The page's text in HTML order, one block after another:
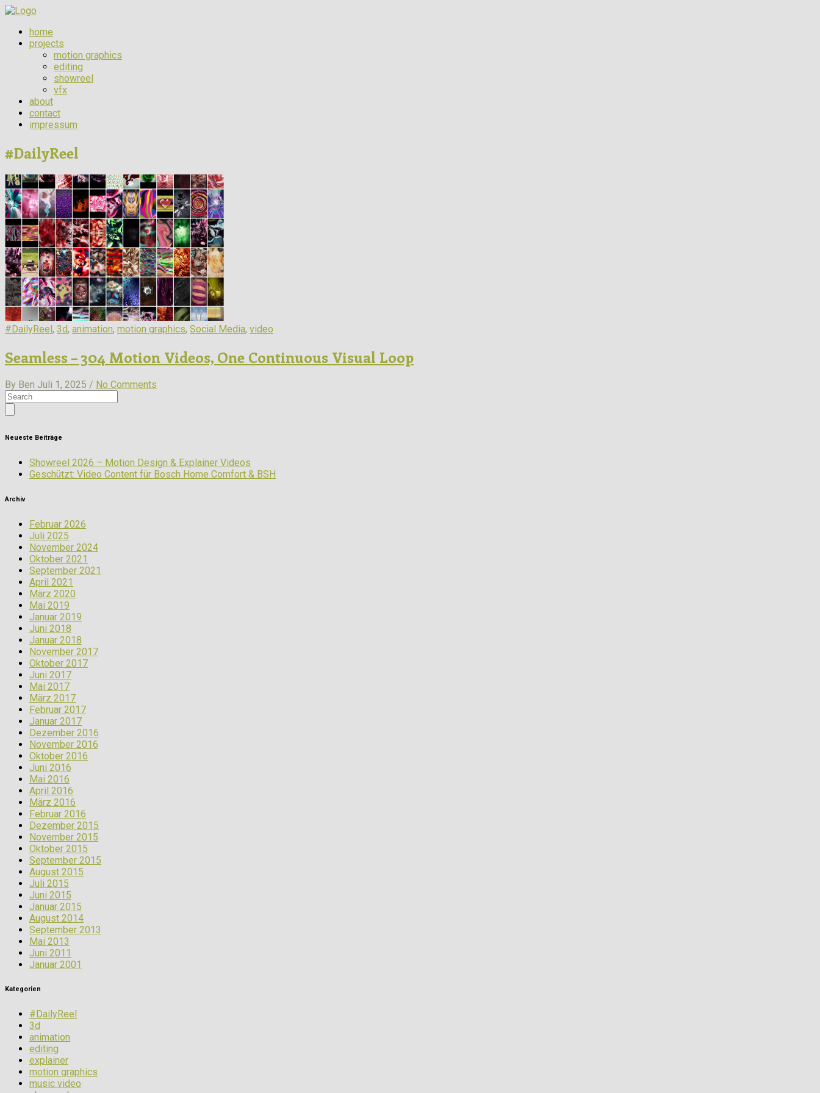
home
projects
motion graphics
editing
showreel
vfx
about
contact
impressum
#DailyReel
#DailyReel, 3d, animation, motion graphics, Social Media, video
Seamless – 304 Motion Videos, One Continuous Visual Loop
By Ben Juli 1, 2025 / No Comments
Neueste Beiträge
Showreel 2026 – Motion Design & Explainer Videos
Geschützt: Video Content für Bosch Home Comfort & BSH
Archiv
Februar 2026
Juli 2025
November 2024
Oktober 2021
September 2021
April 2021
März 2020
Mai 2019
Januar 2019
Juni 2018
Januar 2018
November 2017
Oktober 2017
Juni 2017
Mai 2017
März 2017
Februar 2017
Januar 2017
Dezember 2016
November 2016
Oktober 2016
Juni 2016
Mai 2016
April 2016
März 2016
Februar 2016
Dezember 2015
November 2015
Oktober 2015
September 2015
August 2015
Juli 2015
Juni 2015
Januar 2015
August 2014
September 2013
Mai 2013
Juni 2011
Januar 2001
Kategorien
#DailyReel
3d
animation
editing
explainer
motion graphics
music video